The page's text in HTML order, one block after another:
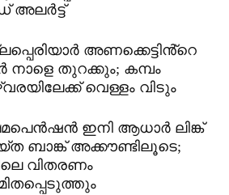
അലർട്ട്
അണക്കെട്ടിൻ്റെ
നാളെ തുറക്കും; കമ്പം
വെള്ളം വിടും
ഇനി ആധാർ ലിങ്ക്
ബാങ്ക് അക്കൗണ്ടിലൂടെ;
വിതരണം